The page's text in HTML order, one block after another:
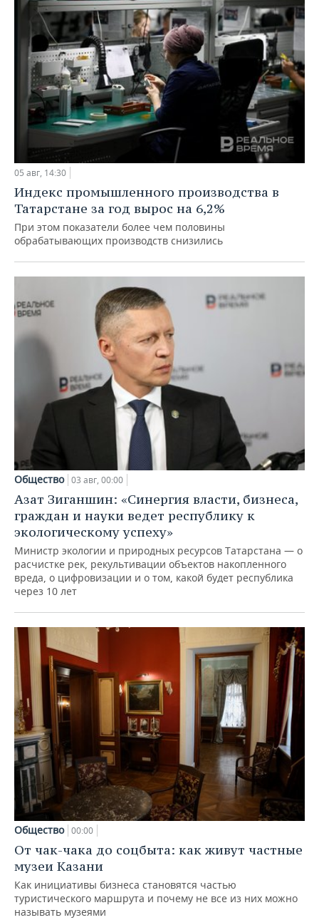
05 авг, 14:30
Индекс промышленного производства в
Татарстане за год вырос на 6,2%
При этом показатели более чем половины
обрабатывающих производств снизились
Общество 03 авг, 00:00
Азат Зиганшин: «Синергия власти, бизнеса,
граждан и науки ведет республику к
экологическому успеху»
Министр экологии и природных ресурсов Татарстана — о
расчистке рек, рекультивации объектов накопленного
вреда, о цифровизации и о том, какой будет республика
через 10 лет
Общество 00:00
От чак-чака до соцбыта: как живут частные
музеи Казани
Как инициативы бизнеса становятся частью
туристического маршрута и почему не все из них можно
называть музеями